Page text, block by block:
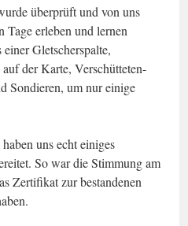
überprüft und von uns
Tage erleben und lernen
Gletscherspalte,
der Karte, Verschütteten-
Sondieren, um nur einige
uns echt einiges
So war die Stimmung am
Zertifikat zur bestandenen